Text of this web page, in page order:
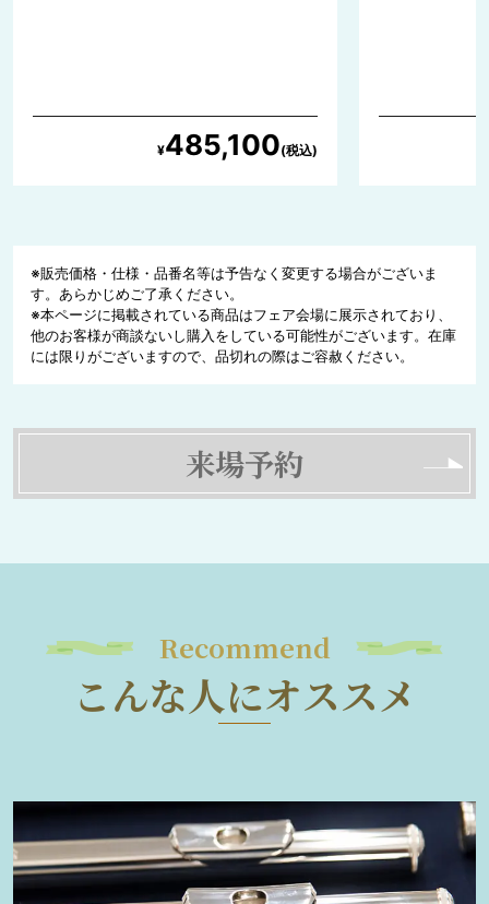
485,100
※販売価格・仕様・品番名等は予告なく変更する場合がございま
す。あらかじめご了承ください。
※本ページに掲載されている商品はフェア会場に展示されており、
他のお客様が商談ないし購入をしている可能性がございます。在庫
には限りがございますので、品切れの際はご容赦ください。
来場予約
Recommend
こんな人にオススメ